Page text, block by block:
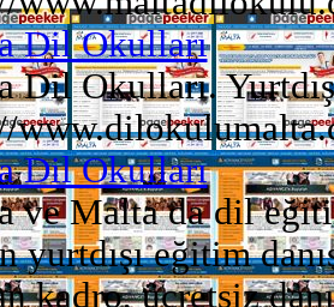
Dil Okulları
Dil Okulları.
Dil Okulları
ve Malta da dil
yurtdışı eğitim
kadro, ücretsiz